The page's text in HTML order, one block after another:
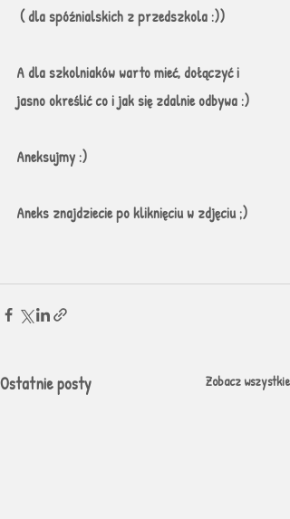
( dla spóźnialskich z przedszkola :))
A dla szkolniaków warto mieć, dołączyć i
jasno określić co i jak się zdalnie odbywa :)
Aneksujmy :)
Aneks znajdziecie po kliknięciu w zdjęciu ;)
Ostatnie posty Zobacz wszystkie